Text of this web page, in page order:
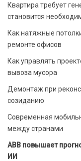
Квартира требует
становится
Как натяжные
ремонте офисов
Как управлять
вывоза мусора
Демонтаж при
созиданию
Современная
между странами
ABB повышает
ИИ